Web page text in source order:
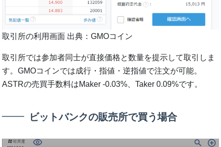
取引所の利用画面 出典：GMOコイン
取引所では参加者同士が直接価格と数量を提示して取引しま
す。GMOコインでは成行・指値・逆指値で注文が可能。
ASTRの売買手数料はMaker -0.03%、Taker 0.09%です。
ビットバンクの販売所で買う場合